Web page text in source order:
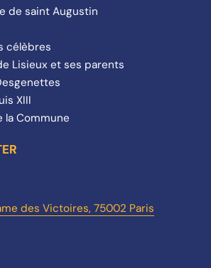
de saint Augustin
célèbres
Lisieux et ses parents
XIII
la Commune
des Victoires, 75002 Paris